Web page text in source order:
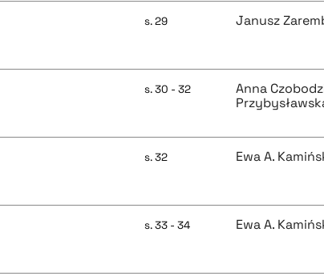
s. 29 Janusz
s. 30 - 32
Anna
s. 32 Ewa A.
s. 33 - 34 Ewa A.